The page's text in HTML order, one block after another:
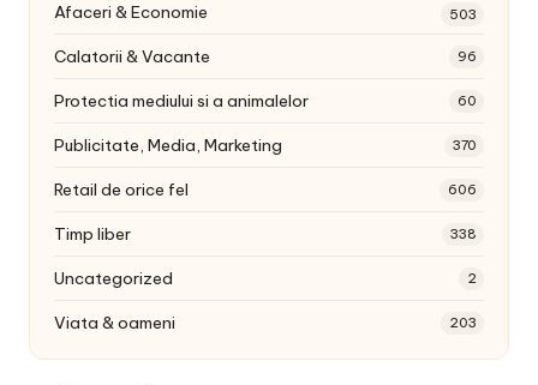
Afaceri & Economie 503
Calatorii & Vacante 96
Protectia mediului si a animalelor 60
Publicitate, Media, Marketing 370
Retail de orice fel 606
Timp liber 338
Uncategorized 2
Viata & oameni 203